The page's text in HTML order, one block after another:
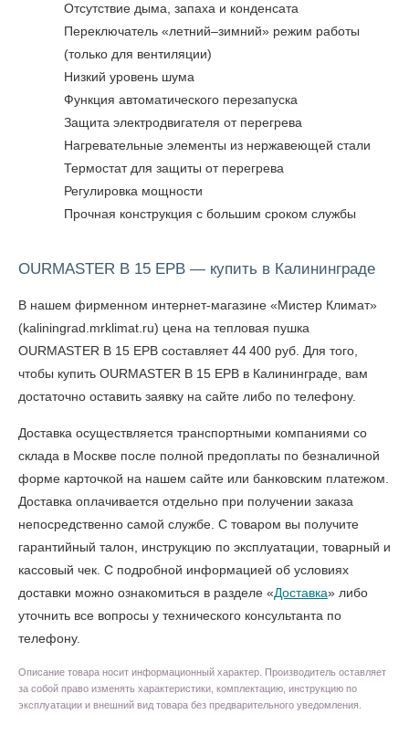
Отсутствие дыма, запаха и конденсата
Переключатель «летний–зимний» режим работы
(только для вентиляции)
Низкий уровень шума
Функция автоматического перезапуска
Защита электродвигателя от перегрева
Нагревательные элементы из нержавеющей стали
Термостат для защиты от перегрева
Регулировка мощности
Прочная конструкция с большим сроком службы
OURMASTER B 15 EPB — купить в Калининграде
В нашем фирменном интернет-магазине «Мистер Климат»
(kaliningrad.mrklimat.ru) цена на тепловая пушка
OURMASTER B 15 EPB составляет 44 400 руб. Для того,
чтобы купить OURMASTER B 15 EPB в Калининграде , вам
достаточно оставить заявку на сайте либо по телефону.
Доставка осуществляется транспортными компаниями со
склада в Москве после полной предоплаты по безналичной
форме карточкой на нашем сайте или банковским платежом.
Доставка оплачивается отдельно при получении заказа
непосредственно самой службе. С товаром вы получите
гарантийный талон, инструкцию по эксплуатации, товарный и
кассовый чек. С подробной информацией об условиях
доставки можно ознакомиться в разделе «Доставка» либо
уточнить все вопросы у технического консультанта по
телефону.
Описание товара носит информационный характер. Производитель оставляет
за собой право изменять характеристики, комплектацию, инструкцию по
эксплуатации и внешний вид товара без предварительного уведомления.